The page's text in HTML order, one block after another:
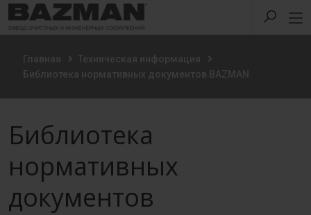
Главная
Техническая информация
Библиотека нормативных документов BAZMAN
Библиотека
нормативных
документов